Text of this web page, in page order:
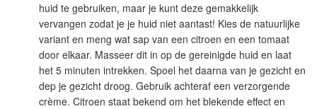
huid te gebruiken, maar je kunt deze gemakkelijk
vervangen zodat je je huid niet aantast! Kies de natuurlijke
variant en meng wat sap van een citroen en een tomaat
door elkaar. Masseer dit in op de gereinigde huid en laat
het 5 minuten intrekken. Spoel het daarna van je gezicht en
dep je gezicht droog. Gebruik achteraf een verzorgende
crème. Citroen staat bekend om het blekende effect en